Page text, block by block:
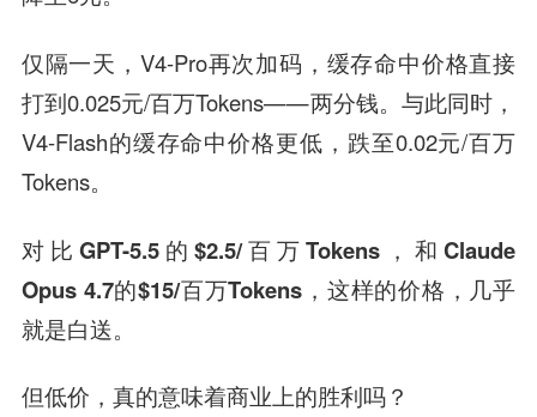
仅隔一天，V4-Pro再次加码，缓存命中价格直接
打到0.025元/百万Tokens——两分钱。与此同时，
V4-Flash的缓存命中价格更低，跌至0.02元/百万
Tokens。
对比GPT-5.5的$2.5/百万Tokens，和Claude
Opus 4.7的$15/百万Tokens，这样的价格，几乎
就是白送。
但低价，真的意味着商业上的胜利吗？